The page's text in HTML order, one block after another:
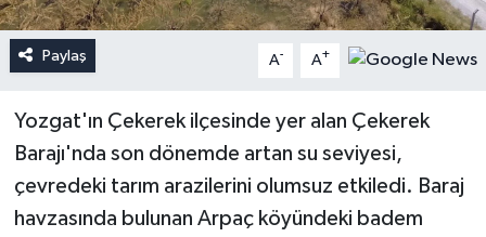
Paylaş A- A+
Yozgat'ın Çekerek ilçesinde yer alan Çekerek
Barajı'nda son dönemde artan su seviyesi,
çevredeki tarım arazilerini olumsuz etkiledi. Baraj
havzasında bulunan Arpaç köyündeki badem